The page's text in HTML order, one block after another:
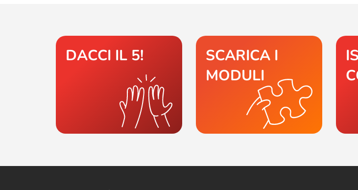
DACCI IL 5!
SCARICA I
MODULI